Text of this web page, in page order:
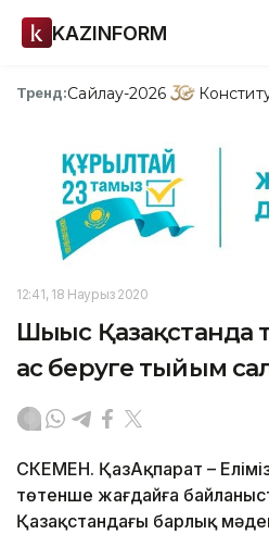
KAZINFORM
Тренд:Сайлау-2026
12:41, 18 Наурыз 2020
Шығыс Қазақстанда
ас беруге тыйым
ӨСКЕМЕН. ҚазАқпарат –
төтенше жағдайға
Қазақстандағы барлық